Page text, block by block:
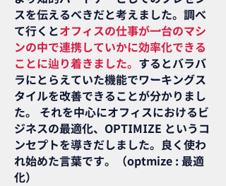
スを伝えるべきだと考えました。調べ
て行くとオフィスの仕事が一台のマシ
ンの中で連携していかに効率化できる
ことに辿り着きました。 するとバラバ
ラにとらえていた機能でワーキングス
タイルを改善できることが分かりまし
た。 それを中心にオフィスにおけるビ
ジネスの最適化、OPTIMIZE というコ
ンセプトを導きだしました。良く使わ
れ始めた言葉です。（optmize : 最適
化）